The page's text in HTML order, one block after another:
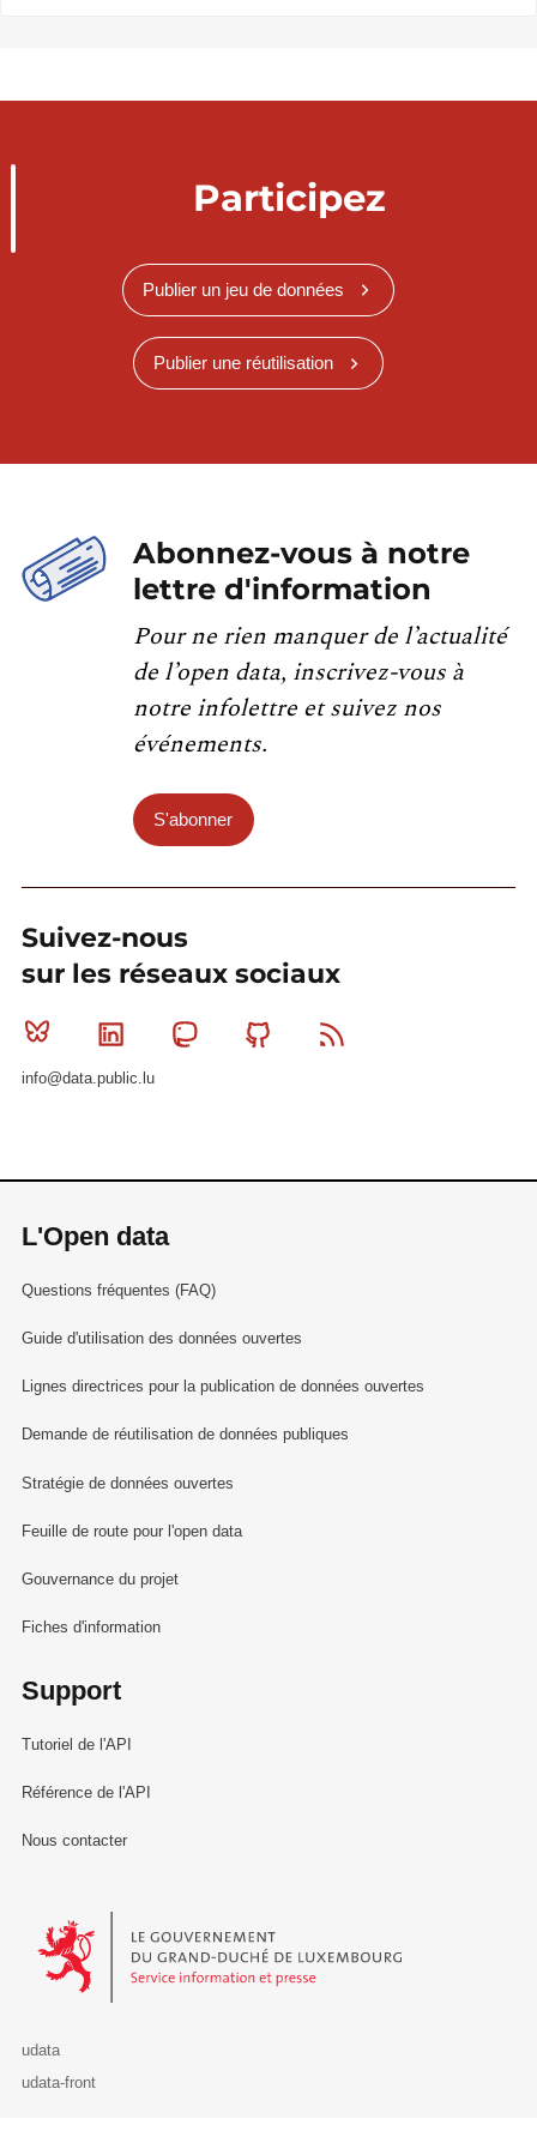
Participez
Publier un jeu de données
Publier une réutilisation
Abonnez-vous à notre
lettre d'information
Pour ne rien manquer de l’actualité
de l’open data, inscrivez-vous à
notre infolettre et suivez nos
événements.
S'abonner
Suivez-nous
sur les réseaux sociaux
Bluesky Linkedin MastodonGithub
info@data.public.lu
L'Open data
Questions fréquentes (FAQ)
Guide d'utilisation des données ouvertes
Lignes directrices pour la publication de données ouvertes
Demande de réutilisation de données publiques
Stratégie de données ouvertes
Feuille de route pour l'open data
Gouvernance du projet
Fiches d'information
Support
Tutoriel de l'API
Référence de l'API
Nous contacter
Le Gouvernement du Grand-Duché de Luxembourg - Service
udata
udata-front